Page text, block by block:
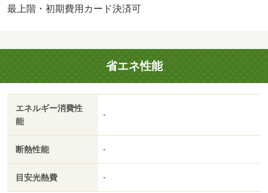
濯置／シューズボックス／システムキッチン／温水洗浄便
ト２ヶ所／家電付／家具付／駅徒歩１０分以内／敷地内ご
み置き場／プロパンガス／じゅうたん張／礼金１ヶ月／Ｉ
Ｔ重説 対応物件／初期費用カード決済可／セブンイレブ
ン葛城南花内店（コンビニ）まで９００ｍ／マルシゲ大和
新庄店（スーパー）まで８５０ｍ／ラ・ムー葛城忍海店
（スーパー）まで１４００ｍ／堀内医院（病院）まで１５
（役所）まで５５０ｍ/賃貸戸数:24戸
最上階・初期費用カード決済可
省エネ性能
エネルギー消費性
能
-
断熱性能 -
目安光熱費 -